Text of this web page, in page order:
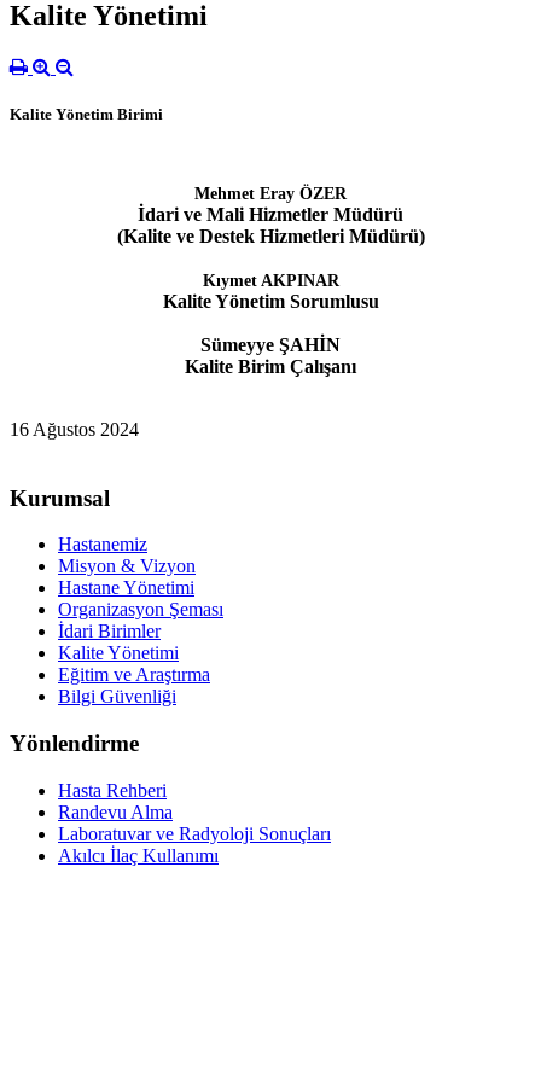
Kalite Yönetimi
Kalite Yönetim Birimi
Mehmet Eray ÖZER
İdari ve Mali Hizmetler Müdürü
(Kalite ve Destek Hizmetleri Müdürü)
Kıymet AKPINAR
Kalite Yönetim Sorumlusu
Sümeyye ŞAHİN
Kalite Birim Çalışanı
16 Ağustos 2024
Kurumsal
Hastanemiz
Misyon & Vizyon
Hastane Yönetimi
Organizasyon Şeması
İdari Birimler
Kalite Yönetimi
Eğitim ve Araştırma
Bilgi Güvenliği
Yönlendirme
Hasta Rehberi
Randevu Alma
Laboratuvar ve Radyoloji Sonuçları
Akılcı İlaç Kullanımı